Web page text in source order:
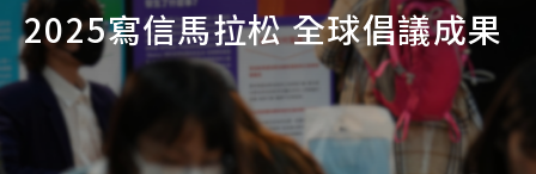
2025寫信馬拉松 全球倡議成果